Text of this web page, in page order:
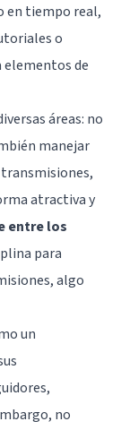
en tiempo real,
o
elementos de
áreas: no
manejar
atractiva y
entre los
para
algo
un
no